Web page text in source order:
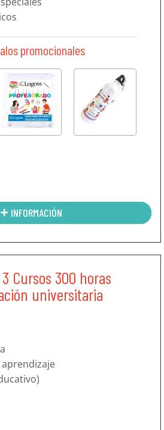
promocionales
INFORMACIÓN
3 Cursos 300 horas
universitaria